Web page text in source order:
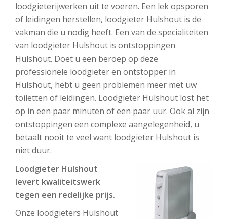
loodgieterijwerken uit te voeren. Een lek opsporen
of leidingen herstellen, loodgieter Hulshout is de
vakman die u nodig heeft. Een van de specialiteiten
van loodgieter Hulshout is ontstoppingen
Hulshout. Doet u een beroep op deze
professionele loodgieter en ontstopper in
Hulshout, hebt u geen problemen meer met uw
toiletten of leidingen. Loodgieter Hulshout lost het
op in een paar minuten of een paar uur. Ook al zijn
ontstoppingen een complexe aangelegenheid, u
betaalt nooit te veel want loodgieter Hulshout is
niet duur.
Loodgieter Hulshout
levert kwaliteitswerk
tegen een redelijke prijs.
Onze loodgieters Hulshout